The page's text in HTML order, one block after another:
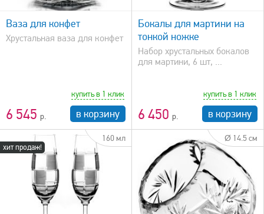
Ваза для конфет
Хрустальная ваза для конфет
6 545
купить в 1 клик
в корзину
Бокалы для мартини на
тонкой ножке
Набор хрустальных бокалов
для мартини, 6 шт, ...
6 450
купить в 1 клик
в корзину
хит продаж!
160 мл Ø 14.5 см